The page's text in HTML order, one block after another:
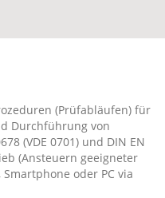
(Prüfabläufen) für
Durchführung von
(VDE 0701) und DIN EN
(Ansteuern geeigneter
oder PC via